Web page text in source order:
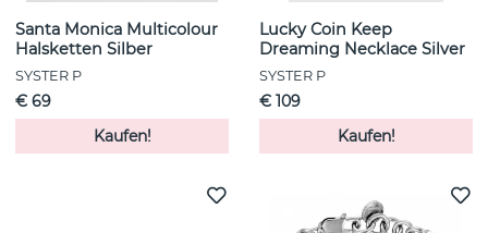
Santa Monica Multicolour
Halsketten Silber
SYSTER P
€ 69
Kaufen!
Lucky Coin Keep
Dreaming Necklace Silver
SYSTER P
€ 109
Kaufen!